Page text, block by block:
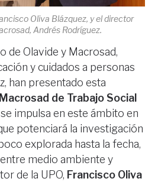
Oliva Blázquez, y el director
Andrés Rodríguez.
de Olavide y Macrosad,
y cuidados a personas
han presentado esta
de Trabajo Social
impulsa en este ámbito en
potenciará la investigación
explorada hasta la fecha,
medio ambiente y
de la UPO, Francisco Oliva